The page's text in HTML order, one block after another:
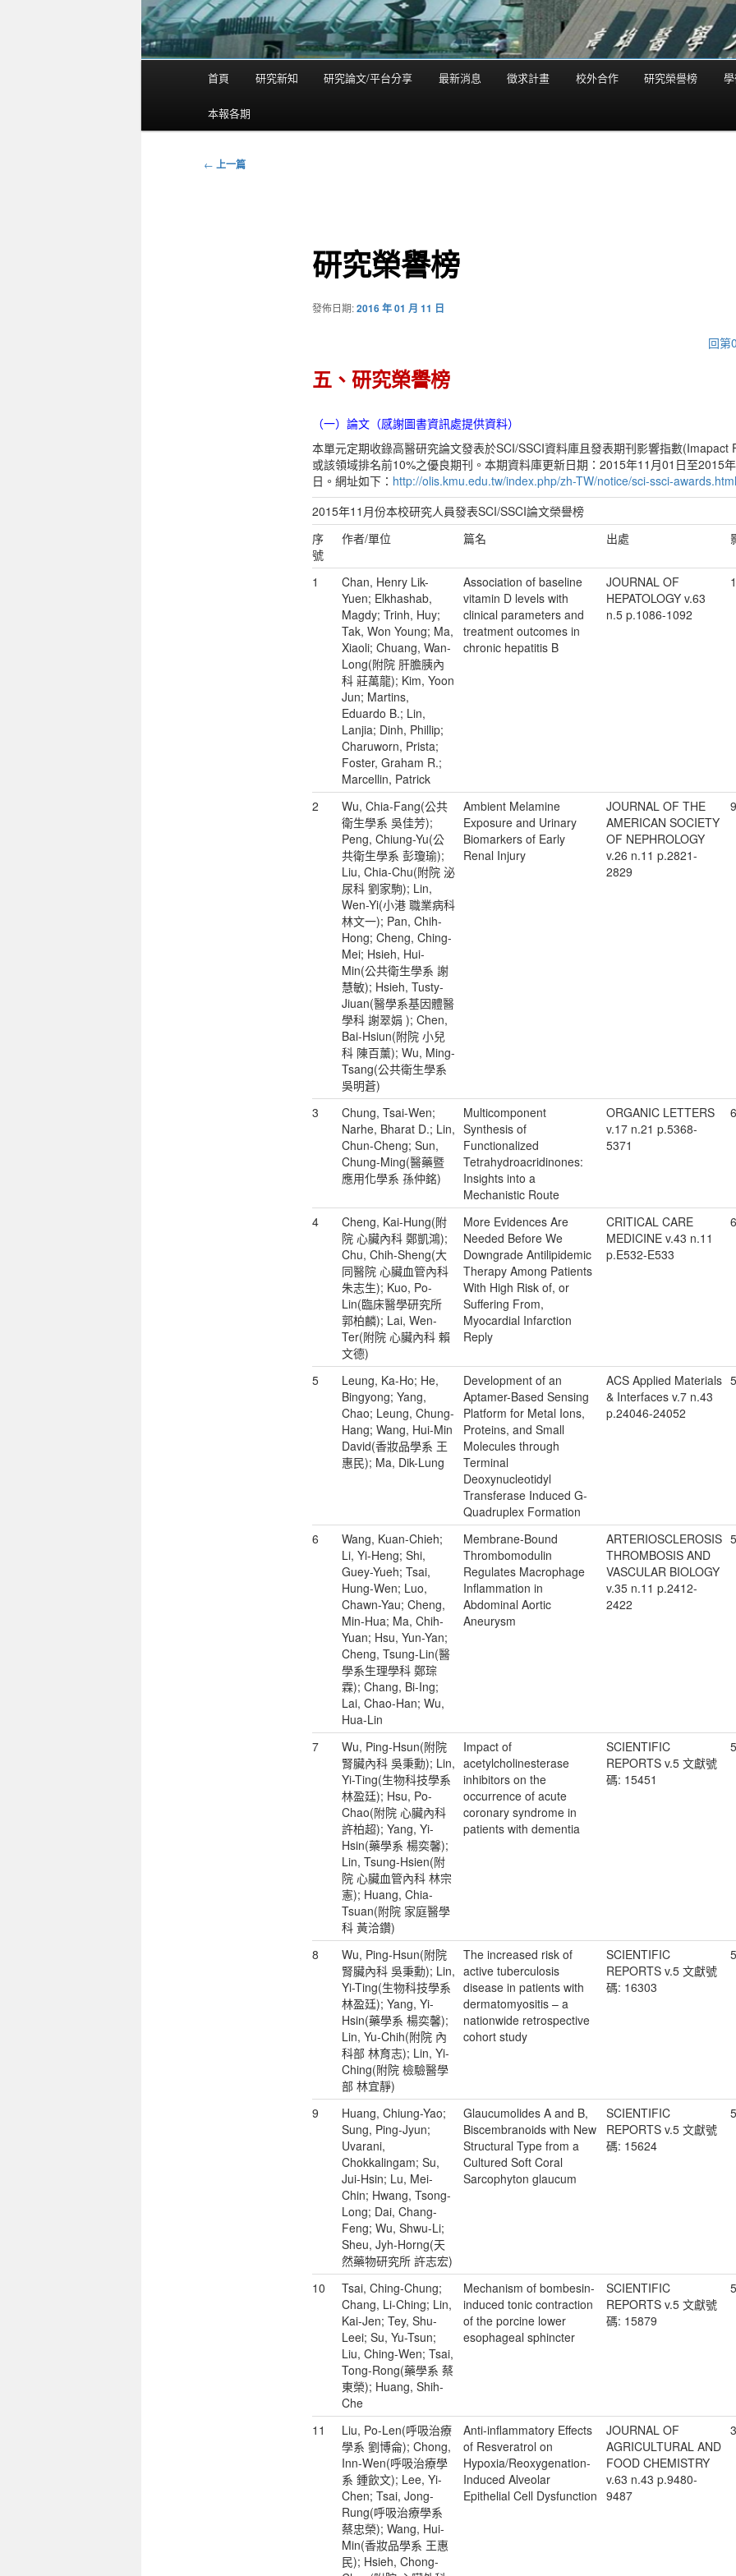
選
首頁 研究新知 研究論文/平台分享 最新消息 徵求計畫 校外合作 研究榮譽榜
本報各期
← 上一篇
研究榮譽榜
發佈日期:2016 年 01 月 11 日
回第
五、研究榮譽榜
（一）論文（感謝圖書資訊處提供資料）
本單元定期收錄高醫研究論文發表於SCI/SSCI資料庫且發表期刊影響指數(Imapact
或該領域排名前10%之優良期刊。本期資料庫更新日期：2015年11月01日至2015
日。網址如下： http://olis.kmu.edu.tw/index.php/zh-TW/notice/sci-ssci-awards.html
2015年11月份本校研究人員發表SCI/SSCI論文榮譽榜
序
號
作者/單位 篇名 出處
1
Chan, Henry Lik-
Yuen; Elkhashab,
Magdy; Trinh, Huy;
Tak, Won Young; Ma,
Xiaoli; Chuang, Wan-
Long(附院 肝膽胰內
科 莊萬龍); Kim, Yoon
Jun; Martins,
Eduardo B.; Lin,
Lanjia; Dinh, Phillip;
Charuworn, Prista;
Foster, Graham R.;
Marcellin, Patrick
Association of baseline
vitamin D levels with
clinical parameters and
treatment outcomes in
chronic hepatitis B
JOURNAL OF
HEPATOLOGY v.63
n.5 p.1086-1092
2
Wu, Chia-Fang(公共
衛生學系 吳佳芳);
Peng, Chiung-Yu(公
共衛生學系 彭瓊瑜);
Liu, Chia-Chu(附院 泌
尿科 劉家駒); Lin,
Wen-Yi(小港 職業病科
林文一); Pan, Chih-
Hong; Cheng, Ching-
Mei; Hsieh, Hui-
Min(公共衛生學系 謝
慧敏); Hsieh, Tusty-
Jiuan(醫學系基因體醫
學科 謝翠娟 ); Chen,
Bai-Hsiun(附院 小兒
科 陳百薰); Wu, Ming-
Tsang(公共衛生學系
吳明蒼)
Ambient Melamine
Exposure and Urinary
Biomarkers of Early
Renal Injury
JOURNAL OF THE
AMERICAN SOCIETY
OF NEPHROLOGY
v.26 n.11 p.2821-
2829
3
Chung, Tsai-Wen;
Narhe, Bharat D.; Lin,
Chun-Cheng; Sun,
Chung-Ming(醫藥暨
應用化學系 孫仲銘)
Multicomponent
Synthesis of
Functionalized
Tetrahydroacridinones:
Insights into a
Mechanistic Route
ORGANIC LETTERS
v.17 n.21 p.5368-
5371
4
Cheng, Kai-Hung(附
院 心臟內科 鄭凱鴻);
Chu, Chih-Sheng(大
同醫院 心臟血管內科
朱志生); Kuo, Po-
Lin(臨床醫學研究所
郭柏麟); Lai, Wen-
Ter(附院 心臟內科 賴
文德)
More Evidences Are
Needed Before We
Downgrade Antilipidemic
Therapy Among Patients
With High Risk of, or
Suffering From,
Myocardial Infarction
Reply
CRITICAL CARE
MEDICINE v.43 n.11
p.E532-E533
5
Leung, Ka-Ho; He,
Bingyong; Yang,
Chao; Leung, Chung-
Hang; Wang, Hui-Min
David(香妝品學系 王
惠民); Ma, Dik-Lung
Development of an
Aptamer-Based Sensing
Platform for Metal Ions,
Proteins, and Small
Molecules through
Terminal
Deoxynucleotidyl
Transferase Induced G-
Quadruplex Formation
ACS Applied Materials
& Interfaces v.7 n.43
p.24046-24052
6
Wang, Kuan-Chieh;
Li, Yi-Heng; Shi,
Guey-Yueh; Tsai,
Hung-Wen; Luo,
Chawn-Yau; Cheng,
Min-Hua; Ma, Chih-
Yuan; Hsu, Yun-Yan;
Cheng, Tsung-Lin(醫
學系生理學科 鄭琮
霖); Chang, Bi-Ing;
Lai, Chao-Han; Wu,
Hua-Lin
Membrane-Bound
Thrombomodulin
Regulates Macrophage
Inflammation in
Abdominal Aortic
Aneurysm
ARTERIOSCLEROSIS
THROMBOSIS AND
VASCULAR BIOLOGY
v.35 n.11 p.2412-
2422
7
Wu, Ping-Hsun(附院
腎臟內科 吳秉勳); Lin,
Yi-Ting(生物科技學系
林盈廷); Hsu, Po-
Chao(附院 心臟內科
許柏超); Yang, Yi-
Hsin(藥學系 楊奕馨);
Lin, Tsung-Hsien(附
院 心臟血管內科 林宗
憲); Huang, Chia-
Tsuan(附院 家庭醫學
科 黃洽鑽)
Impact of
acetylcholinesterase
inhibitors on the
occurrence of acute
coronary syndrome in
patients with dementia
SCIENTIFIC
REPORTS v.5 文獻號
碼: 15451
8
Wu, Ping-Hsun(附院
腎臟內科 吳秉勳); Lin,
Yi-Ting(生物科技學系
林盈廷); Yang, Yi-
Hsin(藥學系 楊奕馨);
Lin, Yu-Chih(附院 內
科部 林育志); Lin, Yi-
Ching(附院 檢驗醫學
部 林宜靜)
The increased risk of
active tuberculosis
disease in patients with
dermatomyositis – a
nationwide retrospective
cohort study
SCIENTIFIC
REPORTS v.5 文獻號
碼: 16303
9
Huang, Chiung-Yao;
Sung, Ping-Jyun;
Uvarani,
Chokkalingam; Su,
Jui-Hsin; Lu, Mei-
Chin; Hwang, Tsong-
Long; Dai, Chang-
Feng; Wu, Shwu-Li;
Sheu, Jyh-Horng(天
然藥物研究所 許志宏)
Glaucumolides A and B,
Biscembranoids with New
Structural Type from a
Cultured Soft Coral
Sarcophyton glaucum
SCIENTIFIC
REPORTS v.5 文獻號
碼: 15624
10
Tsai, Ching-Chung;
Chang, Li-Ching; Lin,
Kai-Jen; Tey, Shu-
Leei; Su, Yu-Tsun;
Liu, Ching-Wen; Tsai,
Tong-Rong(藥學系 蔡
東榮); Huang, Shih-
Che
Mechanism of bombesin-
induced tonic contraction
of the porcine lower
esophageal sphincter
SCIENTIFIC
REPORTS v.5 文獻號
碼: 15879
11
Liu, Po-Len(呼吸治療
學系 劉博侖); Chong,
Inn-Wen(呼吸治療學
系 鍾飲文); Lee, Yi-
Chen; Tsai, Jong-
Rung(呼吸治療學系
蔡忠榮); Wang, Hui-
Min(香妝品學系 王惠
民); Hsieh, Chong-
Anti-inflammatory Effects
of Resveratrol on
Hypoxia/Reoxygenation-
Induced Alveolar
Epithelial Cell Dysfunction
JOURNAL OF
AGRICULTURAL AND
FOOD CHEMISTRY
v.63 n.43 p.9480-
9487